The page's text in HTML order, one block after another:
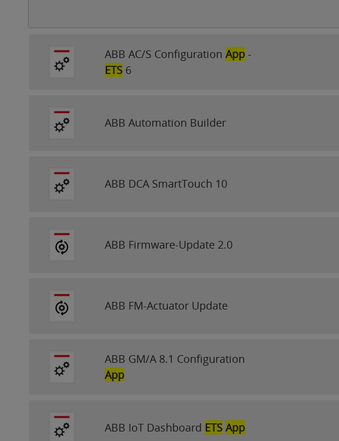
ABB AC/S ConfigurationApp -
ETS 6
ABB Automation Builder
ABB DCA SmartTouch 10
ABB Firmware-Update 2.0
ABB FM-Actuator Update
ABB GM/A 8.1 Configuration
App
ABB IoT Dashboard ETS App